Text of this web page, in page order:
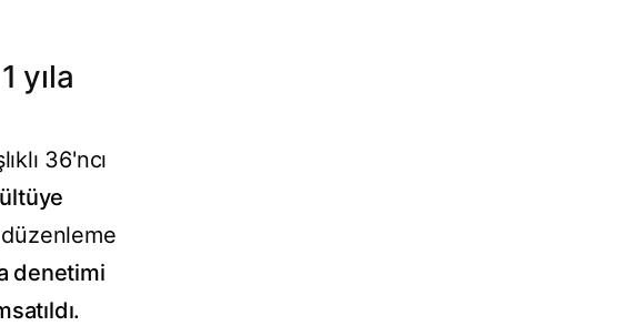
yıla
36'ncı
denetimi